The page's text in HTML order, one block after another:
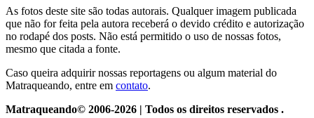
As fotos deste site são todas autorais. Qualquer imagem publicada
que não for feita pela autora receberá o devido crédito e autorização
no rodapé dos posts. Não está permitido o uso de nossas fotos,
mesmo que citada a fonte.
Caso queira adquirir nossas reportagens ou algum material do
Matraqueando, entre em contato.
Matraqueando© 2006-2026 | Todos os direitos reservados .